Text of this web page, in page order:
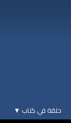
حلقة في كتاب ▼